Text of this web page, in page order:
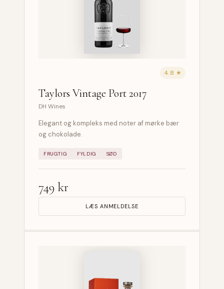
4.8 ★
Taylors Vintage Port 2017
DH Wines
Elegant og kompleks med noter af mørke bær
og chokolade.
FRUGTIG FYLDIG SØD
749 kr
LÆS ANMELDELSE